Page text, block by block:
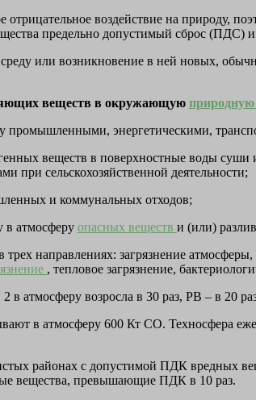
отрица­тельное воздействие на природу,
предельно допустимый сброс
или возникновение в ней новых,
веществ в окружающую природную
промышленными, энергетическими,
веществ в поверхностные воды
при сельскохозяйственной деятельности;
и коммунальных отходов;
в атмосферу опасных веществ и (или)
направлениях: загрязнение
, тепловое загрязнение,
атмосферу возросла в 30 раз, PВ – в 20
в атмосферу 600 Кт СО. Техносфера
районах с допустимой ПДК вредных
вещества, превышающие ПДК в 10 раз.